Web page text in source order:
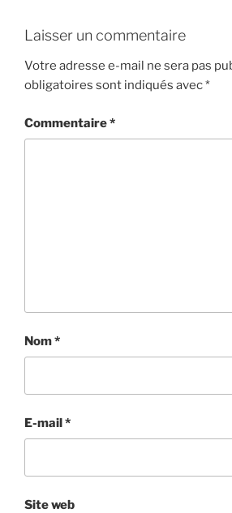
Laisser un commentaire
Votre adresse e-mail ne sera pas
obligatoires sont indiqués avec*
Commentaire*
Nom*
E-mail*
Site web